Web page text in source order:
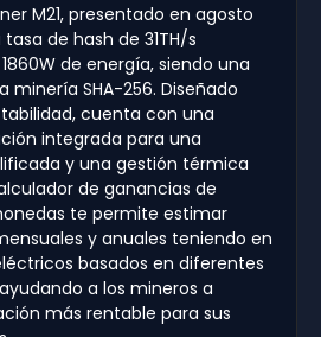
M21, presentado en agosto
de hash de 31TH/s
de energía, siendo una
minería SHA-256. Diseñado
cuenta con una
integrada para una
y una gestión térmica
de ganancias de
te permite estimar
y anuales teniendo en
basados en diferentes
a los mineros a
más rentable para sus